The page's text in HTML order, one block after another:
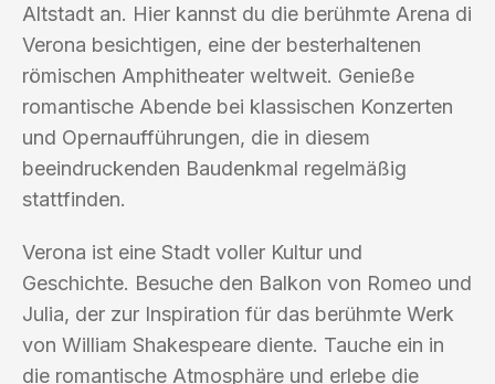
Altstadt an. Hier kannst du die berühmte Arena di
Verona besichtigen, eine der besterhaltenen
römischen Amphitheater weltweit. Genieße
romantische Abende bei klassischen Konzerten
und Opernaufführungen, die in diesem
beeindruckenden Baudenkmal regelmäßig
stattfinden.
Verona ist eine Stadt voller Kultur und
Geschichte. Besuche den Balkon von Romeo und
Julia, der zur Inspiration für das berühmte Werk
von William Shakespeare diente. Tauche ein in
die romantische Atmosphäre und erlebe die